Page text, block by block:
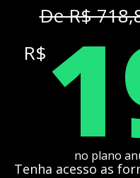
De R$
R$
no plano
Tenha acesso as